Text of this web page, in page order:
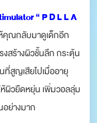
“ P D L L A
คุณกลับมาดูเด็กอีก
ร้างผิวชั้นลึก กระตุ้น
ที่สูญเสียไปเมื่ออายุ
ผิวยืดหยุ่น เพิ่มวอลลุ่ม
อย่างมาก